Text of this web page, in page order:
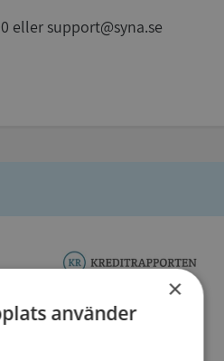
eller support@syna.se
×
använder